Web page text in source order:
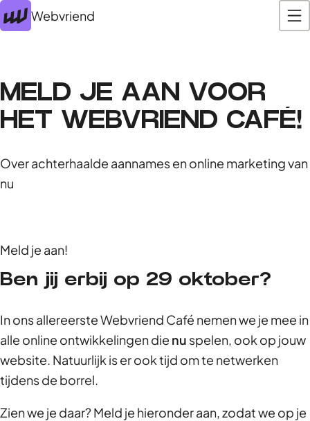
Webvriend
MELD JE AAN VOOR
HET WEBVRIEND CAFÉ!
Over achterhaalde aannames en online marketing van
nu
Meld je aan!
Ben jij erbij op 29 oktober?
In ons allereerste Webvriend Café nemen we je mee in
alle online ontwikkelingen die nu spelen, ook op jouw
website. Natuurlijk is er ook tijd om te netwerken
tijdens de borrel.
Zien we je daar? Meld je hieronder aan, zodat we op je